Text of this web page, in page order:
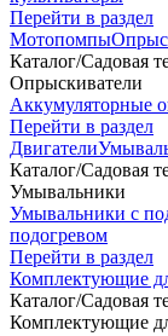
Перейти в раздел
Мотопомпы
Каталог/Садовая
Опрыскиватели
Аккумуляторные
Перейти в раздел
Двигатели
Каталог/Садовая
Умывальники
Умывальники с
подогревом
Перейти в раздел
Комплектующие
Каталог/Садовая
Комплектующие